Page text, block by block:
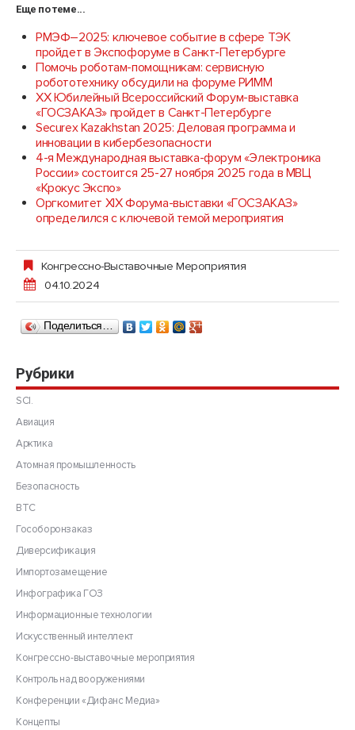
Еще по теме...
РМЭФ–2025: ключевое событие в сфере ТЭК
пройдет в Экспофоруме в Санкт-Петербурге
Помочь роботам-помощникам: сервисную
робототехнику обсудили на форуме РИММ
XX Юбилейный Всероссийский Форум-выставка
«ГОСЗАКАЗ» пройдет в Санкт-Петербурге
Securex Kazakhstan 2025: Деловая программа и
инновации в кибербезопасности
4-я Международная выставка-форум «Электроника
России» состоится 25-27 ноября 2025 года в МВЦ
«Крокус Экспо»
Оргкомитет XIX Форума-выставки «ГОСЗАКАЗ»
определился с ключевой темой мероприятия
Конгрессно-Выставочные Мероприятия
04.10.2024
Поделиться…
Рубрики
SCI.
Авиация
Арктика
Атомная промышленность
Безопасность
ВТС
Гособоронзаказ
Диверсификация
Импортозамещение
Инфографика ГОЗ
Информационные технологии
Искусственный интеллект
Конгрессно-выставочные мероприятия
Контроль над вооружениями
Конференции «Дифанс Медиа»
Концепты